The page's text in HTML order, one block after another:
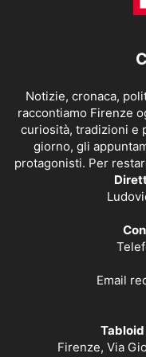
Notizie, cronaca,
raccontiamo Firenze
curiosità, tradizioni e
giorno, gli
protagonisti. Per
Email
Tabloid
Firenze, Via